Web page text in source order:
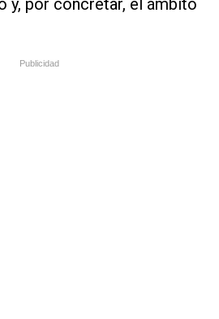
y, por concretar, el ámbito
Publicidad